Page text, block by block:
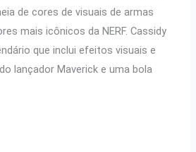
de cores de visuais de armas
mais icônicos da NERF. Cassidy
que inclui efeitos visuais e
lançador Maverick e uma bola